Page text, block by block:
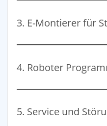
3. E-Montierer für
4. Roboter
5. Service und